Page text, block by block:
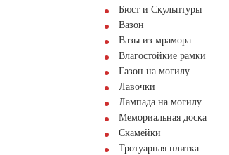
Бюст и Скульптуры
Вазон
Вазы из мрамора
Влагостойкие рамки
Газон на могилу
Лавочки
Лампада на могилу
Мемориальная доска
Скамейки
Тротуарная плитка